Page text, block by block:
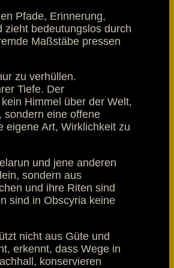
Pfade, Erinnerung,
zieht bedeutungslos durch
Maßstäbe pressen
zu verhüllen.
Tiefe. Der
Himmel über der Welt,
sondern eine offene
eigene Art, Wirklichkeit zu
und jene anderen
sondern aus
und ihre Riten sind
sind in Obscyria keine
nicht aus Güte und
erkennt, dass Wege in
konservieren